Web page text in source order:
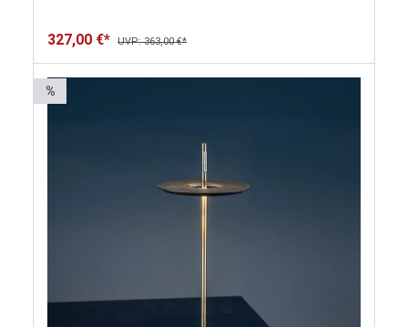
327,00 €* UVP: 363,00 €*
%